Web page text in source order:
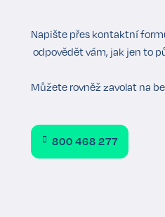
Napište přeskontaktní
odpovědět vám, jak jen to
Můžete rovněž zavolat na
800 468 277